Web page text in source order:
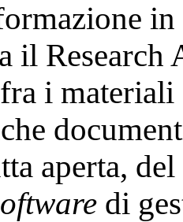
il Research
i
aperta, del
di